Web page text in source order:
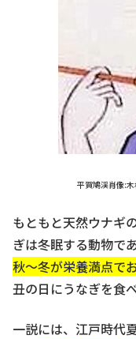
平賀鳩渓肖像:
もともと天然ウナギ
ぎは冬眠する動物であ
秋～冬が栄養満点で
丑の日にうなぎを食
一説には、江戸時代